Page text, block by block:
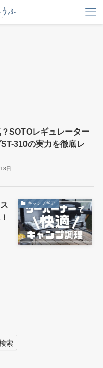
SOTOレギュレーター
310の実力を徹底レ
日
キャンプギア
索